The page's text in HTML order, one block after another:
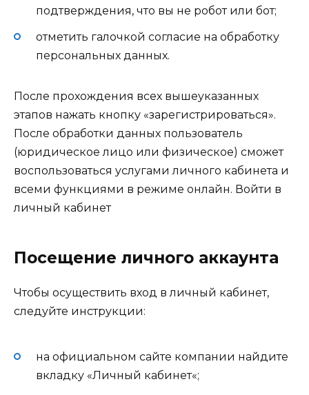
подтверждения, что вы не робот или бот;
отметить галочкой согласие на обработку
персональных данных.
После прохождения всех вышеуказанных
этапов нажать кнопку «зарегистрироваться».
После обработки данных пользователь
(юридическое лицо или физическое) сможет
воспользоваться услугами личного кабинета и
всеми функциями в режиме онлайн. Войти в
личный кабинет
Посещение личного аккаунта
Чтобы осуществить вход в личный кабинет,
следуйте инструкции:
на официальном сайте компании найдите
вкладку «Личный кабинет«;